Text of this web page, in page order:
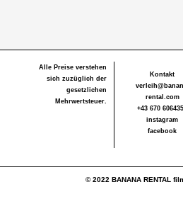
Alle Preise verstehen
sich zuzüglich der
gesetzlichen
Mehrwertsteuer.
Kontakt
rental.com
+43 670
instagram
facebook
© 2022 BANANA RENTAL